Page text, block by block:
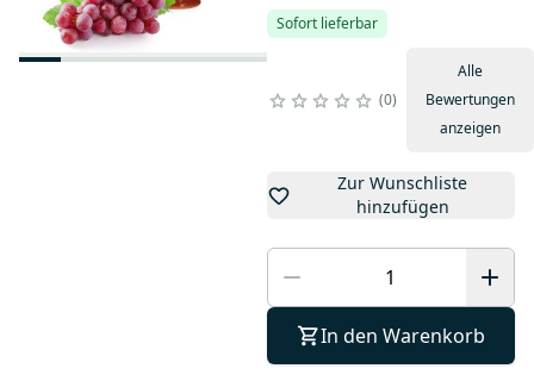
Sofort lieferbar
0
Alle
Bewertungen
anzeigen
Zur Wunschliste
hinzufügen
In den Warenkorb